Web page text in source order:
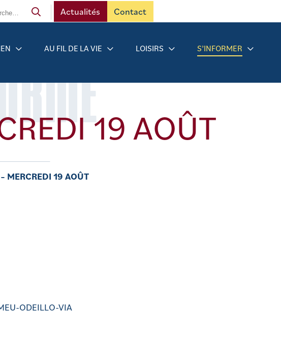
Contact
Actualités
AU FIL DE LA VIE LOISIRS S’INFORMER
19 AOÛT
MERCREDI 19 AOÛT
ODEILLO-VIA